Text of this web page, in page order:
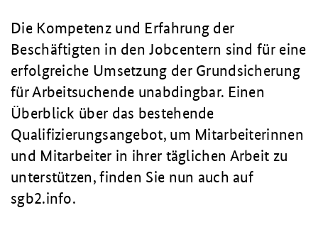
Die Kompetenz und Erfahrung der
Beschäftigten in den Jobcentern sind für eine
erfolgreiche Umsetzung der Grundsicherung
für Arbeitsuchende unabdingbar. Einen
Überblick über das bestehende
Qualifizierungsangebot, um Mitarbeiterinnen
und Mitarbeiter in ihrer täglichen Arbeit zu
unterstützen, finden Sie nun auch auf
sgb2.info.